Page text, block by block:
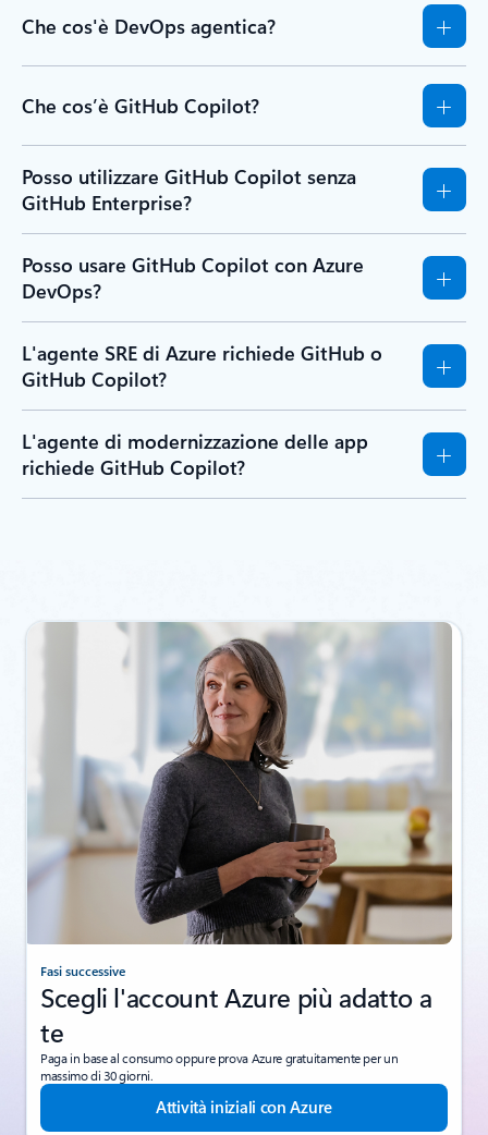
Che cos'è DevOps agentica?
Che cos’è GitHub Copilot?
Posso utilizzare GitHub Copilot senza
GitHub Enterprise?
Posso usare GitHub Copilot con Azure
DevOps?
L'agente SRE di Azure richiede GitHub o
GitHub Copilot?
L'agente di modernizzazione delle app
richiede GitHub Copilot?
Fasi successive
Scegli l'account Azure più adatto a
te
Paga in base al consumo oppure prova Azure gratuitamente per un
massimo di 30 giorni.
Attività iniziali con Azure